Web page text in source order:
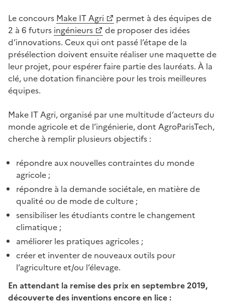
Le concours Make IT Agri
permet à des équipes de
2 à 6 futurs ingénieurs
de proposer des idées
d’innovations. Ceux qui ont passé l’étape de la
présélection doivent ensuite réaliser une maquette de
leur projet, pour espérer faire partie des lauréats. À la
clé, une dotation financière pour les trois meilleures
équipes.
Make IT Agri, organisé par une multitude d’acteurs du
monde agricole et de l’ingénierie, dont AgroParisTech,
cherche à remplir plusieurs objectifs :
répondre aux nouvelles contraintes du monde
agricole ;
répondre à la demande sociétale, en matière de
qualité ou de mode de culture ;
sensibiliser les étudiants contre le changement
climatique ;
améliorer les pratiques agricoles ;
créer et inventer de nouveaux outils pour
l’agriculture et/ou l’élevage.
En attendant la remise des prix en septembre 2019,
découverte des inventions encore en lice :